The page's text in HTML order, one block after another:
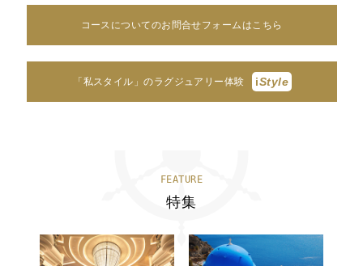
コースについてのお問合せフォームはこちら
「私スタイル」のラグジュアリー体験 iStyle
FEATURE
特集